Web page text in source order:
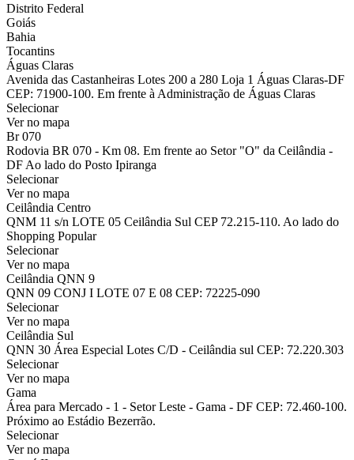
Distrito Federal
Goiás
Bahia
Tocantins
Águas Claras
Avenida das Castanheiras Lotes 200 a 280 Loja 1 Águas Claras-DF
CEP: 71900-100. Em frente à Administração de Águas Claras
Selecionar
Ver no mapa
Br 070
Rodovia BR 070 - Km 08. Em frente ao Setor "O" da Ceilândia -
DF Ao lado do Posto Ipiranga
Selecionar
Ver no mapa
Ceilândia Centro
QNM 11 s/n LOTE 05 Ceilândia Sul CEP 72.215-110. Ao lado do
Shopping Popular
Selecionar
Ver no mapa
Ceilândia QNN 9
QNN 09 CONJ I LOTE 07 E 08 CEP: 72225-090
Selecionar
Ver no mapa
Ceilândia Sul
QNN 30 Área Especial Lotes C/D - Ceilândia sul CEP: 72.220.303
Selecionar
Ver no mapa
Gama
Área para Mercado - 1 - Setor Leste - Gama - DF CEP: 72.460-100.
Próximo ao Estádio Bezerrão.
Selecionar
Ver no mapa